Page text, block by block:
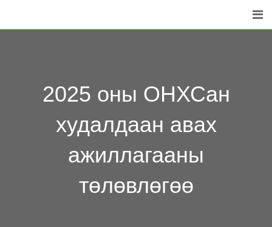
2025 оны ОНХСан
худалдаан авах
ажиллагааны
төлөвлөгөө